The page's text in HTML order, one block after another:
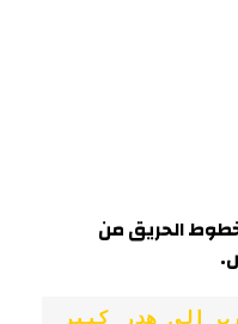
الحريق من
.